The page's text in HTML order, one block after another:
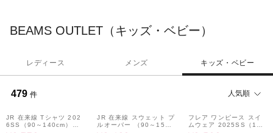
BEAMS OUTLET（キッズ・ベビー）
レディース メンズ キッズ・ベビー
479 件 人気順
JR 在来線 Tシャツ 202
6SS（90～140cm）外
JR 在来線 スウェット プ
ルオーバー （90～150c
フレア ワンピース スイ
ムウェア 2025SS（100